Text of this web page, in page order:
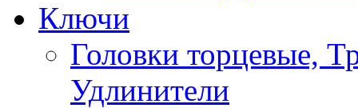
Ключи
Головки торцевые,
Удлинители